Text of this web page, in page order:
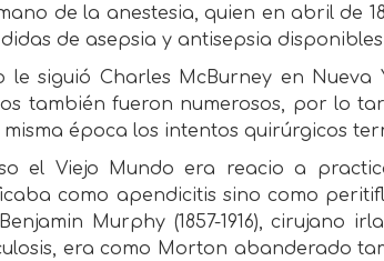
de la anestesia, quien en abril de
de asepsia y antisepsia
le siguió Charles McBurney en Nueva
también fueron numerosos, por lo
época los intentos quirúrgicos
el Viejo Mundo era reacio a
como apendicitis sino como
Murphy (1857-1916), cirujano
era como Morton abanderado